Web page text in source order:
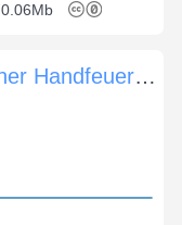
0.06Mb
Ein einzelner Schuss aus einer Handfeuerwaffe